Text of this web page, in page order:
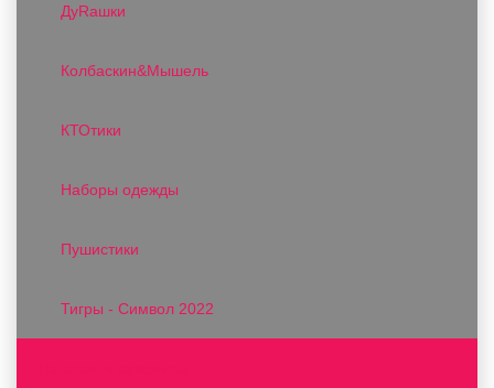
ДуRашки
Колбаскин&Мышель
КТОтики
Наборы одежды
Пушистики
Тигры - Символ 2022